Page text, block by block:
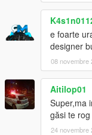
e foarte
designer
08 novembre
Aitilop01
Super,ma
găsi te rog
24 novembre